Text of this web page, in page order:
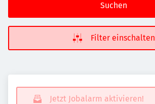
Suchen
Filter einschalten
Jetzt Jobalarm aktivieren!